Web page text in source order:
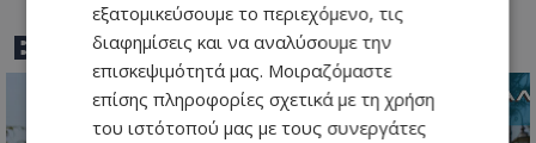
BEST OFTOTHEMAONLINE
εξατομικεύσουμε το περιεχόμενο, τις
διαφημίσεις και να αναλύσουμε την
επισκεψιμότητά μας. Μοιραζόμαστε
επίσης πληροφορίες σχετικά με τη χρήση
του ιστότοπού μας με τους συνεργάτες